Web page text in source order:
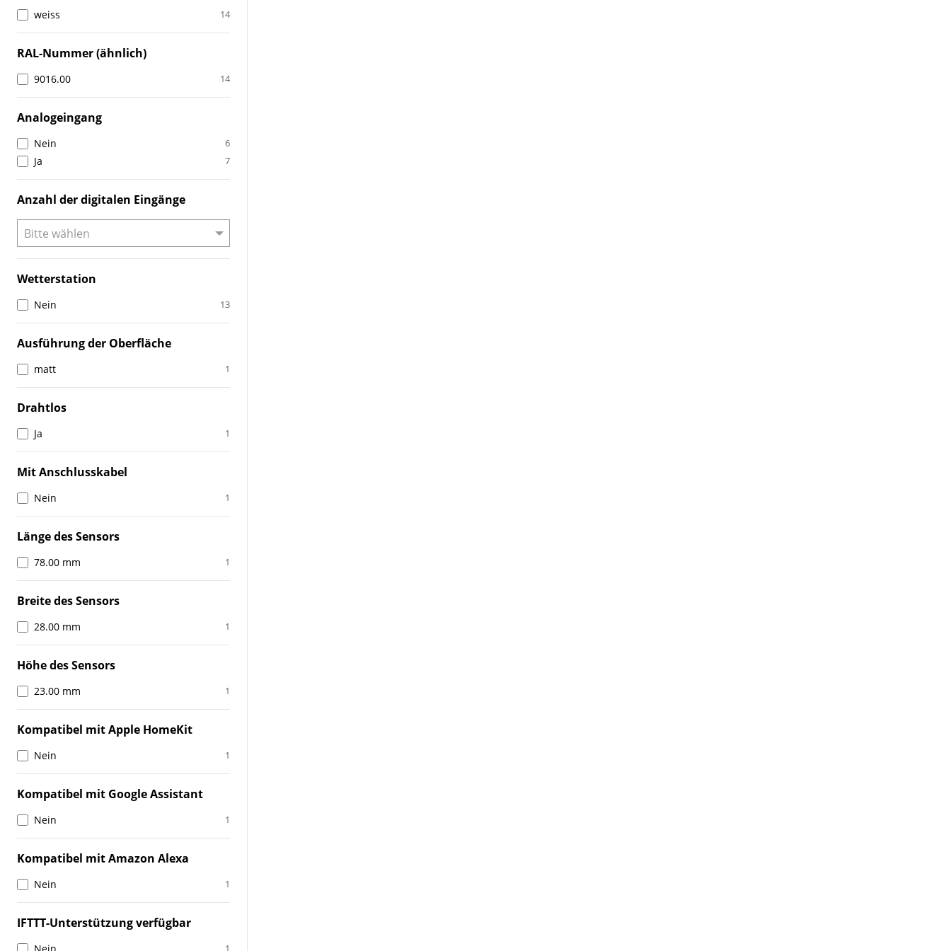
weiss 14
RAL-Nummer (ähnlich)
9016.00 14
Analogeingang
Nein 6
Ja 7
Anzahl der digitalen Eingänge
Wetterstation
Nein 13
Ausführung der Oberfläche
matt 1
Drahtlos
Ja 1
Mit Anschlusskabel
Nein 1
Länge des Sensors
78.00 mm 1
Breite des Sensors
28.00 mm 1
Höhe des Sensors
23.00 mm 1
Kompatibel mit Apple HomeKit
Nein 1
Kompatibel mit Google Assistant
Nein 1
Kompatibel mit Amazon Alexa
Nein 1
IFTTT-Unterstützung verfügbar
1